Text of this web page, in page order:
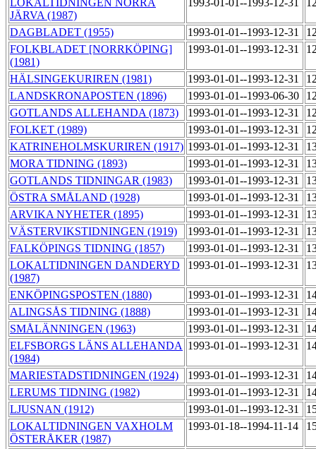
LOKALTIDNINGEN NORRA
JÄRVA (1987)
1993-01-01--1993-12-31
DAGBLADET (1955) 1993-01-01--1993-12-31
FOLKBLADET [NORRKÖPING]
(1981)
1993-01-01--1993-12-31
HÄLSINGEKURIREN (1981) 1993-01-01--1993-12-31
LANDSKRONAPOSTEN (1896)
1993-01-01--1993-06-30
GOTLANDS ALLEHANDA (1873)
1993-01-01--1993-12-31
FOLKET (1989)
1993-01-01--1993-12-31
KATRINEHOLMSKURIREN (1917) 1993-01-01--1993-12-31
MORA TIDNING (1893)
1993-01-01--1993-12-31
GOTLANDS TIDNINGAR (1983)
1993-01-01--1993-12-31
ÖSTRA SMÅLAND (1928)
1993-01-01--1993-12-31
ARVIKA NYHETER (1895)
1993-01-01--1993-12-31
VÄSTERVIKSTIDNINGEN (1919)
1993-01-01--1993-12-31
FALKÖPINGS TIDNING (1857)
1993-01-01--1993-12-31
LOKALTIDNINGEN DANDERYD
(1987)
1993-01-01--1993-12-31
ENKÖPINGSPOSTEN (1880) 1993-01-01--1993-12-31
ALINGSÅS TIDNING (1888)
1993-01-01--1993-12-31
SMÅLÄNNINGEN (1963)
1993-01-01--1993-12-31
ELFSBORGS LÄNS ALLEHANDA
(1984)
1993-01-01--1993-12-31
MARIESTADSTIDNINGEN (1924) 1993-01-01--1993-12-31
LERUMS TIDNING (1982)
1993-01-01--1993-12-31
LJUSNAN (1912)
1993-01-01--1993-12-31
LOKALTIDNINGEN VAXHOLM
ÖSTERÅKER (1987)
1993-01-18--1994-11-14